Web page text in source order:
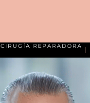
CIRUGÍA REPARADORA